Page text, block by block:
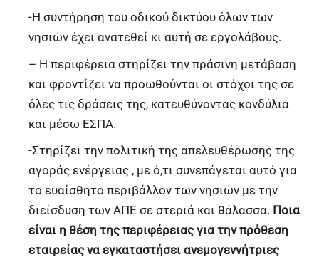
-Η συντήρηση του οδικού δικτύου όλων των
νησιών έχει ανατεθεί κι αυτή σε εργολάβους.
– Η περιφέρεια στηρίζει την πράσινη μετάβαση
και φροντίζει να προωθούνται οι στόχοι της σε
όλες τις δράσεις της, κατευθύνοντας κονδύλια
και μέσω ΕΣΠΑ.
-Στηρίζει την πολιτική της απελευθέρωσης της
αγοράς ενέργειας , με ό,τι συνεπάγεται αυτό για
το ευαίσθητο περιβάλλον των νησιών με την
διείσδυση των ΑΠΕ σε στεριά και θάλασσα. Ποια
είναι η θέση της περιφέρειας για την πρόθεση
εταιρείας να εγκαταστήσει ανεμογεννήτριες